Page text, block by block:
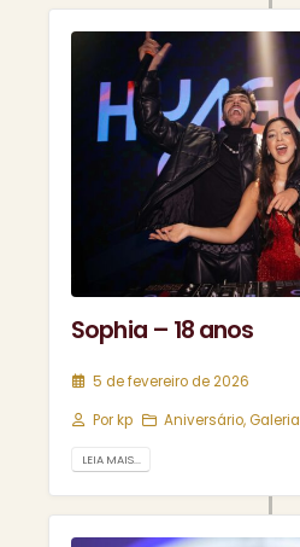
Sophia – 18 anos
5 de fevereiro de 2026
Porkp Aniversário,Galeria
LEIA MAIS...